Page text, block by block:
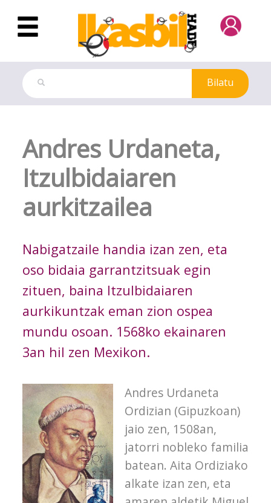
Eduki nagusira joan
Bilatu
Andres Urdaneta,
Itzulbidaiaren
aurkitzailea
Nabigatzaile handia izan zen, eta
oso bidaia garrantzitsuak egin
zituen, baina Itzulbidaiaren
aurkikuntzak eman zion ospea
mundu osoan. 1568ko ekainaren
3an hil zen Mexikon.
Andres Urdaneta
Ordizian (Gipuzkoan)
jaio zen, 1508an,
jatorri nobleko familia
batean. Aita Ordiziako
alkate izan zen, eta